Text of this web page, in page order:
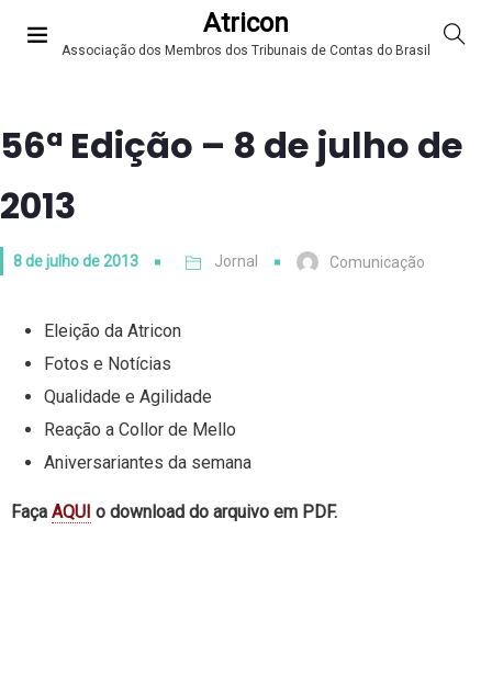
Atricon
Associação dos Membros dos Tribunais de Contas do Brasil
56ª Edição – 8 de julho de
2013
8 de julho de 2013 Jornal Comunicação
Eleição da Atricon
Fotos e Notícias
Qualidade e Agilidade
Reação a Collor de Mello
Aniversariantes da semana
Faça AQUI o download do arquivo em PDF.